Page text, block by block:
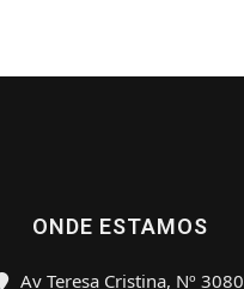
ONDE ESTAMOS
Av Teresa Cristina, Nº 3080